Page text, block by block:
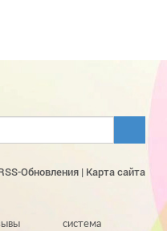
Обновления | Карта сайта
система